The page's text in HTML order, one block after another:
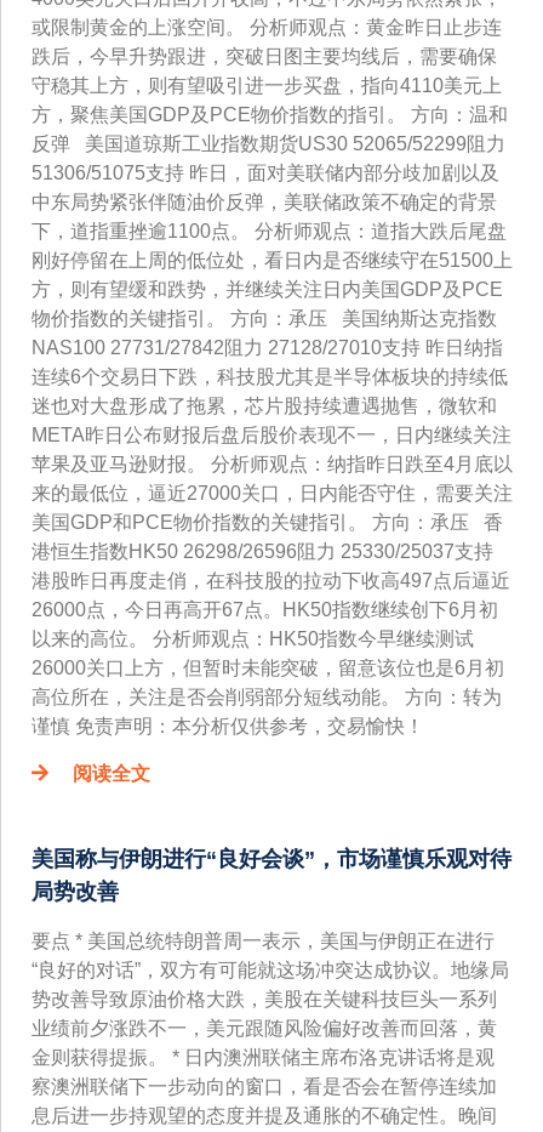
或限制黄金的上涨空间。 分析师观点：黄金昨日止步连
跌后，今早升势跟进，突破日图主要均线后，需要确保
守稳其上方，则有望吸引进一步买盘，指向4110美元上
方，聚焦美国GDP及PCE物价指数的指引。 方向：温和
反弹 美国道琼斯工业指数期货US30 52065/52299阻力
51306/51075支持 昨日，面对美联储内部分歧加剧以及
中东局势紧张伴随油价反弹，美联储政策不确定的背景
下，道指重挫逾1100点。 分析师观点：道指大跌后尾盘
刚好停留在上周的低位处，看日内是否继续守在51500上
方，则有望缓和跌势，并继续关注日内美国GDP及PCE
物价指数的关键指引。 方向：承压 美国纳斯达克指数
NAS100 27731/27842阻力 27128/27010支持 昨日纳指
连续6个交易日下跌，科技股尤其是半导体板块的持续低
迷也对大盘形成了拖累，芯片股持续遭遇抛售，微软和
META昨日公布财报后盘后股价表现不一，日内继续关注
苹果及亚马逊财报。 分析师观点：纳指昨日跌至4月底以
来的最低位，逼近27000关口，日内能否守住，需要关注
美国GDP和PCE物价指数的关键指引。 方向：承压 香
港恒生指数HK50 26298/26596阻力 25330/25037支持
港股昨日再度走俏，在科技股的拉动下收高497点后逼近
26000点，今日再高开67点。HK50指数继续创下6月初
以来的高位。 分析师观点：HK50指数今早继续测试
26000关口上方，但暂时未能突破，留意该位也是6月初
高位所在，关注是否会削弱部分短线动能。 方向：转为
谨慎 免责声明：本分析仅供参考，交易愉快！
阅读全文
美国称与伊朗进行“良好会谈”，市场谨慎乐观对待
局势改善
要点 * 美国总统特朗普周一表示，美国与伊朗正在进行
“良好的对话”，双方有可能就这场冲突达成协议。地缘局
势改善导致原油价格大跌，美股在关键科技巨头一系列
业绩前夕涨跌不一，美元跟随风险偏好改善而回落，黄
金则获得提振。 * 日内澳洲联储主席布洛克讲话将是观
察澳洲联储下一步动向的窗口，看是否会在暂停连续加
息后进一步持观望的态度并提及通胀的不确定性。晚间